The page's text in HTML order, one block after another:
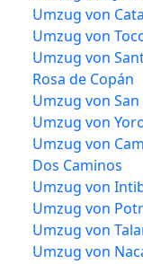
Umzug von
Umzug von
Umzug von
Rosa de Copán
Umzug von
Umzug von
Umzug von
Dos Caminos
Umzug von
Umzug von
Umzug von
Umzug von